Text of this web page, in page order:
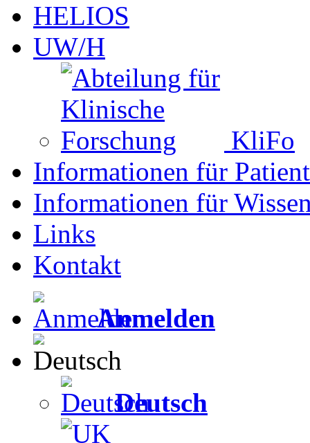
HELIOS
UW/H
KliFo
Informationen für
Informationen für
Links
Kontakt
Anmelden
Deutsch